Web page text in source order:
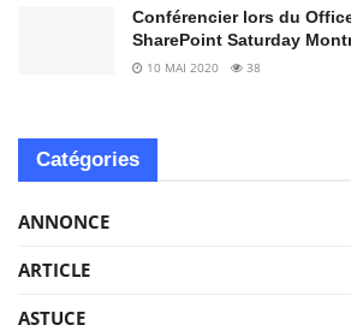
Conférencier lors du
SharePoint Saturday
10 MAI 2020 38
Catégories
ANNONCE
ARTICLE
ASTUCE